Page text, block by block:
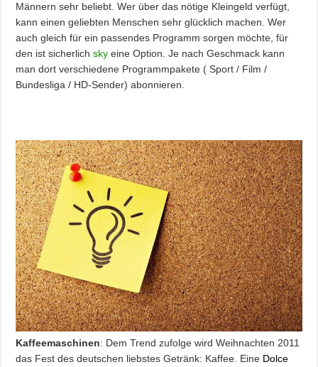
Männern sehr beliebt. Wer über das nötige Kleingeld verfügt,
kann einen geliebten Menschen sehr glücklich machen. Wer
auch gleich für ein passendes Programm sorgen möchte, für
den ist sicherlichsky eine Option. Je nach Geschmack kann
man dort verschiedene Programmpakete ( Sport / Film /
Bundesliga / HD-Sender) abonnieren.
Kaffeemaschinen: Dem Trend zufolge wird Weihnachten 2011
das Fest des deutschen liebstes Getränk: Kaffee. Eine Dolce